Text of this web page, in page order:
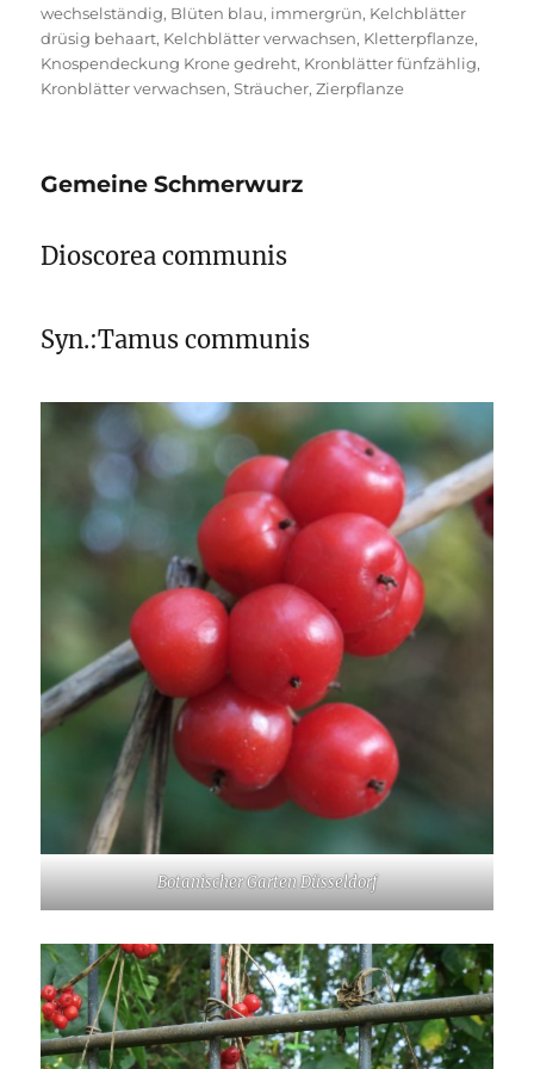
wechselständig, Blüten blau, immergrün, Kelchblätter
drüsig behaart, Kelchblätter verwachsen, Kletterpflanze,
Knospendeckung Krone gedreht, Kronblätter fünfzählig,
Kronblätter verwachsen,Sträucher,Zierpflanze
Gemeine Schmerwurz
Dioscorea communis
Syn.:Tamus communis
Botanischer Garten Düsseldorf